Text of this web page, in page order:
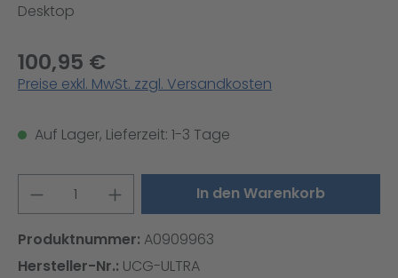
Desktop
100,95 €
Preise exkl. MwSt. zzgl. Versandkosten
Auf Lager, Lieferzeit: 1-3 Tage
Produkt Anzahl: Gib denIn den Warenkorb
Produktnummer: A0909963
Hersteller-Nr.: UCG-ULTRA